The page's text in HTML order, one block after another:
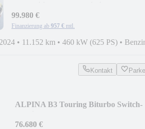
99.980 €
Finanzierung ab 957 € mtl.
• 11.152 km • 460 kW (625 PS) •
Kontakt
ALPINA B3 Touring Biturbo Switch-
76.680 €